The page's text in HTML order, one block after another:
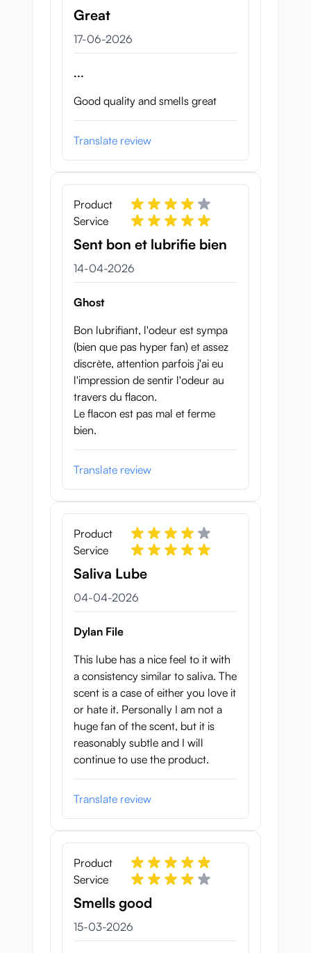
Great
17 juni 2026
17-06-2026
...
Good quality and smells great
Translate review
Product
Service
Sent bon et lubrifie bien
14 april 2026
14-04-2026
Ghost
Bon lubrifiant, l'odeur est sympa
(bien que pas hyper fan) et assez
discrète, attention parfois j'ai eu
l'impression de sentir l'odeur au
travers du flacon.
Le flacon est pas mal et ferme
bien.
Translate review
Product
Service
Saliva Lube
4 april 2026
04-04-2026
Dylan File
This lube has a nice feel to it with
a consistency similar to saliva. The
scent is a case of either you love it
or hate it. Personally I am not a
huge fan of the scent, but it is
reasonably subtle and I will
continue to use the product.
Translate review
Product
Service
Smells good
15 maart 2026
15-03-2026